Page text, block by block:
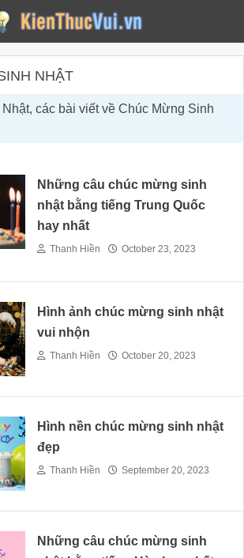
NHẬT
các bài viết về Chúc Mừng Sinh
Những câu chúc mừng sinh
nhật bằng tiếng Trung Quốc
hay nhất
Thanh Hiền October 23, 2023
Hình ảnh chúc mừng sinh nhật
vui nhộn
Thanh Hiền October 20, 2023
Hình nền chúc mừng sinh nhật
đẹp
Thanh Hiền September 20, 2023
Những câu chúc mừng sinh